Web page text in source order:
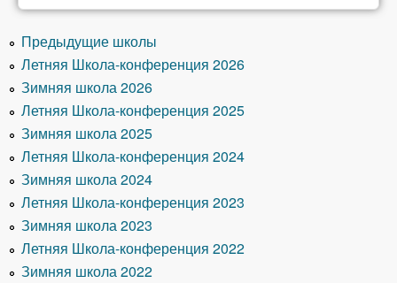
Предыдущие школы
Летняя Школа-конференция 2026
Зимняя школа 2026
Летняя Школа-конференция 2025
Зимняя школа 2025
Летняя Школа-конференция 2024
Зимняя школа 2024
Летняя Школа-конференция 2023
Зимняя школа 2023
Летняя Школа-конференция 2022
Зимняя школа 2022